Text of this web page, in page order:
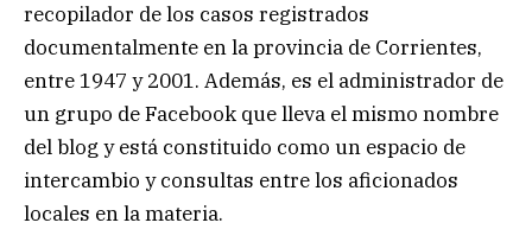
recopilador de los casos registrados
documentalmente en la provincia de Corrientes,
entre 1947 y 2001. Además, es el administrador de
un grupo de Facebook que lleva el mismo nombre
del blog y está constituido como un espacio de
intercambio y consultas entre los aficionados
locales en la materia.